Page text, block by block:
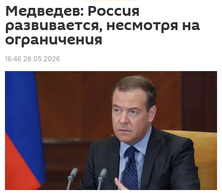
Медведев: Россия
развивается, несмотря на
ограничения
16:46 28.05.2026